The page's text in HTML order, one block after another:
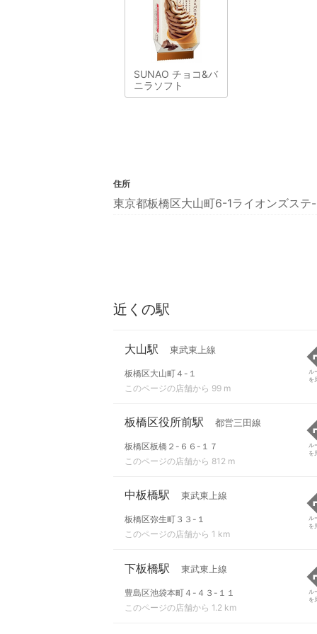
SUNAO チョコ&バ
ニラソフト
住所
東京都板橋区大山町6-1ライオンズス
近くの駅
大山駅 東武東上線
板橋区大山町４-１
このページの店舗から 99 m
ル
を
板橋区役所前駅 都営三田線
板橋区板橋２-６６-１７
このページの店舗から 812 m
ル
を
中板橋駅 東武東上線
板橋区弥生町３３-１
このページの店舗から 1 km
ル
を
下板橋駅 東武東上線
豊島区池袋本町４-４３-１１
このページの店舗から 1.2 km
ル
を